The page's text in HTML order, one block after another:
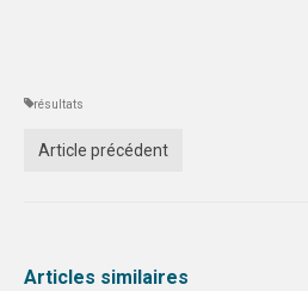
résultats
Article précédent
Articles similaires